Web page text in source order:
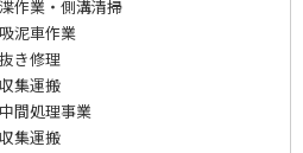
作業・側溝清掃
泥車作業
き修理
集運搬
間処理事業
集運搬